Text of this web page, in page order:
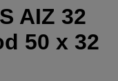
AIZ 32
50 x 32